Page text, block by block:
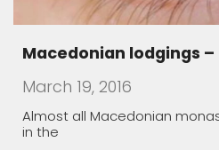
Ancient tombs dating
December 9, 2017
Egypt on Saturday